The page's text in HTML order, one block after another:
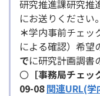
研究推進課研究推
にお送りください。
＊学内事前チェッ
による確認）希望
でに研究計画調書
〇 ［事務局チェッ
09-08関連URL(